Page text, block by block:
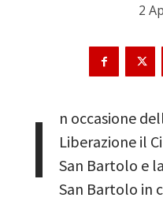
2
I
n occasione
Liberazione il
San Bartolo e
San Bartolo in